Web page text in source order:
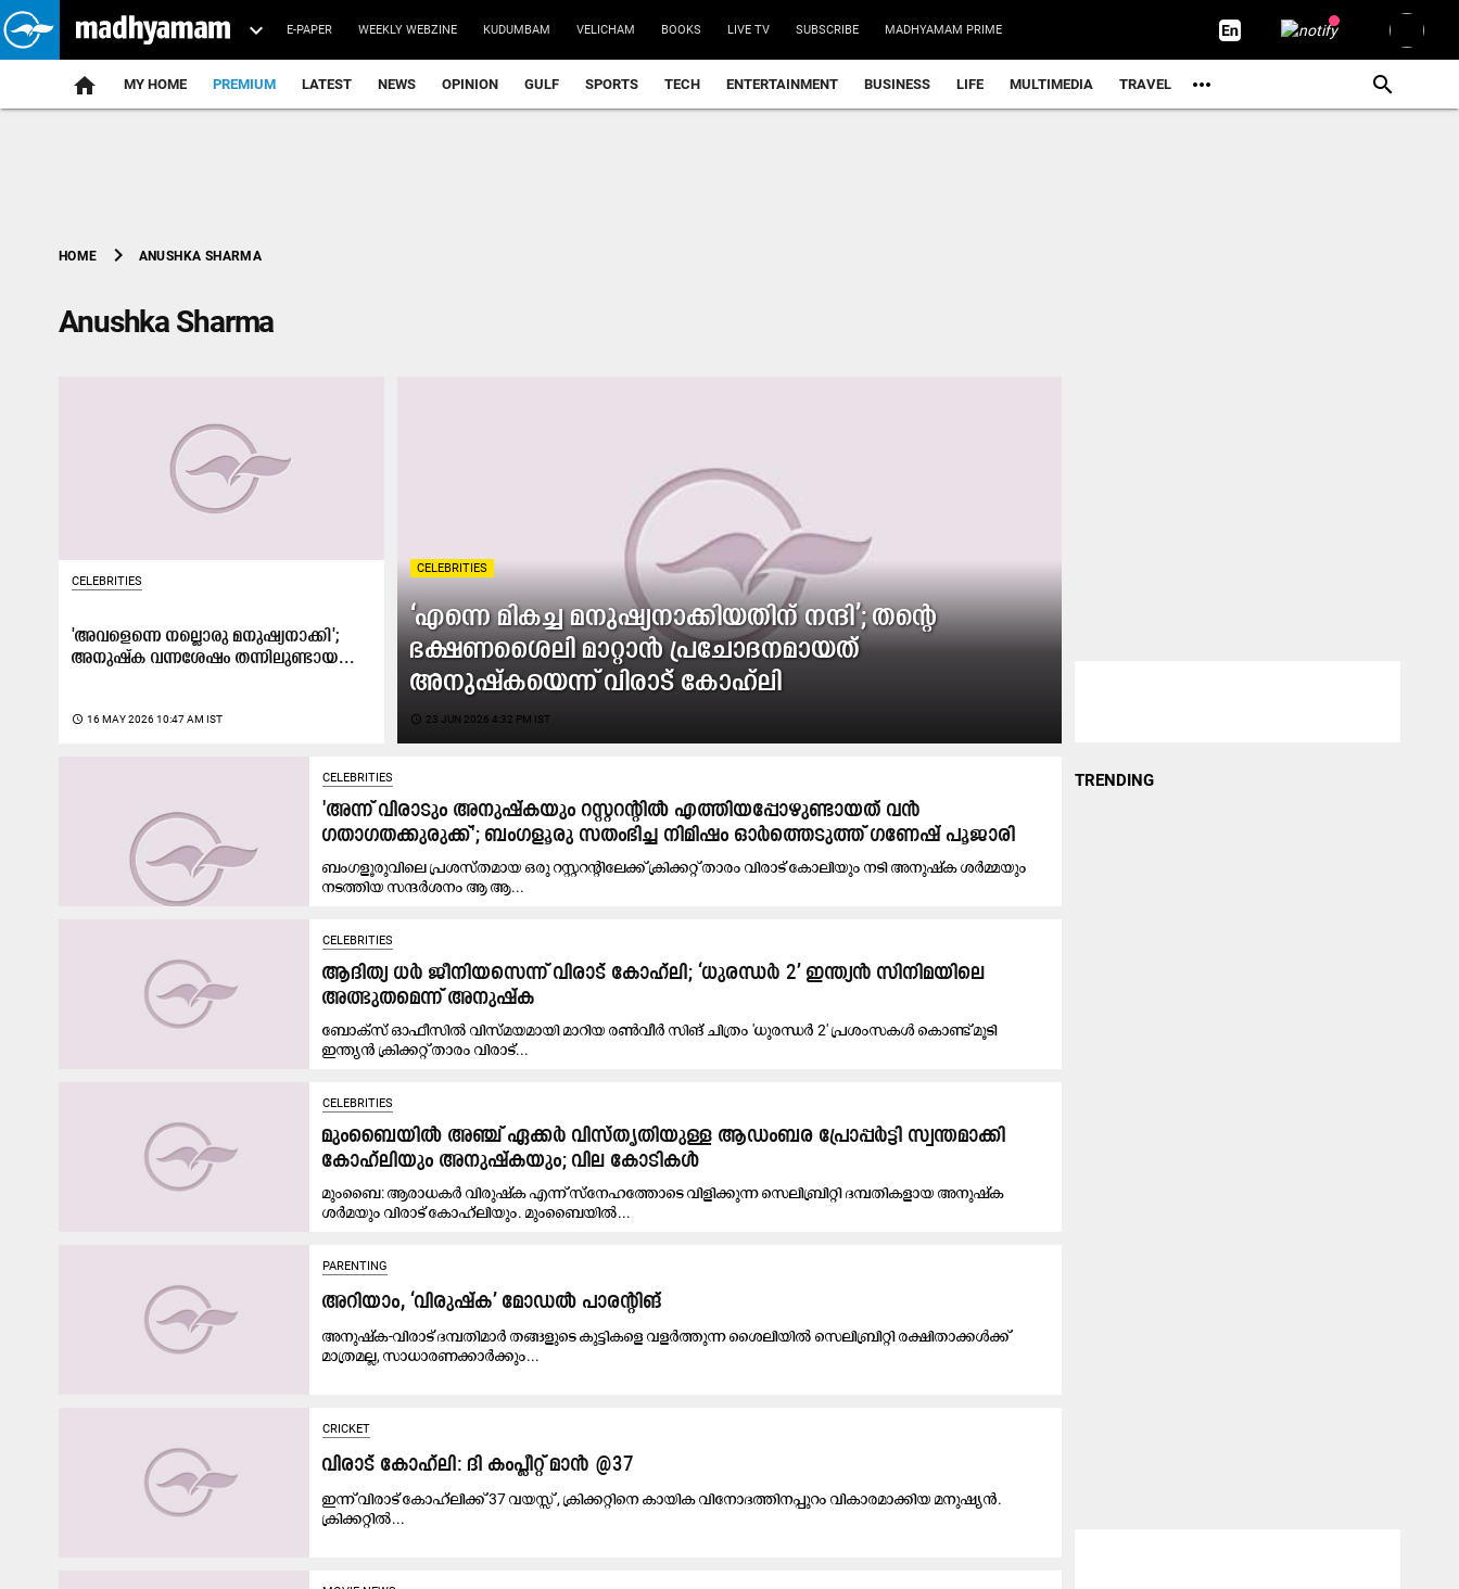
E-PAPER WEEKLY WEBZINE KUDUMBAM VELICHAM BOOKS LIVE TV SUBSCRIBE MADHYAMAM PRIME
home MY HOME PREMIUM LATEST NEWS OPINION GULF SPORTS TECH ENTERTAINMENT BUSINESS LIFE MULTIMEDIA TRAVEL
HOME chevron_right ANUSHKA SHARMA
Anushka Sharma
CELEBRITIES
‘എന്നെ മികച്ച മനുഷ്യനാക്കിയതിന് നന്ദി’; തന്‍റെ
ഭക്ഷണശൈലി മാറ്റാൻ പ്രചോദനമായത്
അനുഷ്കയെന്ന് വിരാട് കോഹ്‌ലി
access_time 23 JUN 2026 4:32 PM IST
CELEBRITIES
'അവളെന്നെ നല്ലൊരു മനുഷ്യനാക്കി';
അനുഷ്ക വന്നശേഷം തന്നിലുണ്ടായ...
access_time 16 MAY 2026 10:47 AM IST
CELEBRITIES
'അന്ന് വിരാടും അനുഷ്കയും റസ്റ്ററന്റിൽ എത്തിയപ്പോഴുണ്ടായത് വൻ
ഗതാഗതക്കുരുക്ക്'; ബംഗളൂരു സതംഭിച്ച നിമിഷം ഓർത്തെടുത്ത് ഗണേഷ് പൂജാരി
ബംഗളൂരുവിലെ പ്രശസ്തമായ ഒരു റസ്റ്ററന്റിലേക്ക് ക്രിക്കറ്റ് താരം വിരാട് കോലിയും നടി അനുഷ്ക ശർമ്മയും
നടത്തിയ സന്ദർശനം ആ ആ...
CELEBRITIES
ആദിത്യ ധർ ജീനിയസെന്ന് വിരാട് കോഹ്‌ലി; ‘ധുരന്ധർ 2’ ഇന്ത്യൻ സിനിമയിലെ
അത്ഭുതമെന്ന് അനുഷ്ക
ബോക്സ് ഓഫീസിൽ വിസ്മയമായി മാറിയ രൺവീർ സിങ് ചിത്രം 'ധുരന്ധർ 2' പ്രശംസകൾ കൊണ്ട് മൂടി
ഇന്ത്യൻ ക്രിക്കറ്റ് താരം വിരാട്...
CELEBRITIES
മുംബൈയിൽ അഞ്ച് ഏക്കർ വിസ്തൃതിയുള്ള ആഡംബര പ്രോപ്പർട്ടി സ്വന്തമാക്കി
കോഹ്‍ലിയും അനുഷ്‍കയും; വില കോടികൾ
മുംബൈ: ആരാധകർ വിരുഷ്‍ക എന്ന് സ്നേഹത്തോടെ വിളിക്കുന്ന സെലിബ്രിറ്റി ദമ്പതികളായ അനുഷ്ക
ശർമയും വിരാട് കോഹ്‍ലിയും. മുംബൈയിൽ...
PARENTING
അറിയാം, ‘വിരുഷ്‍ക’ മോഡൽ പാരന്റിങ്
അനുഷ്‍ക-വിരാട് ദമ്പതിമാർ തങ്ങളുടെ കുട്ടികളെ വളർത്തുന്ന ശൈലിയിൽ സെലിബ്രിറ്റി രക്ഷിതാക്കൾക്ക്
മാത്രമല്ല, സാധാരണക്കാർക്കും...
CRICKET
വിരാട് കോഹ്‍ലി: ദി കംപ്ലീറ്റ് മാൻ @37
ഇന്ന് വിരാട് കോഹ്‌ലിക്ക് 37 വയസ്സ് , ക്രിക്കറ്റിനെ കായിക വിനോദത്തിനപ്പുറം വികാരമാക്കിയ മനുഷ്യൻ.
ക്രിക്കറ്റിൽ...
TRENDING